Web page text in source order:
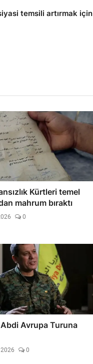
temsili artırmak için
Kürtleri temel
mahrum bıraktı
0
Avrupa Turuna
0